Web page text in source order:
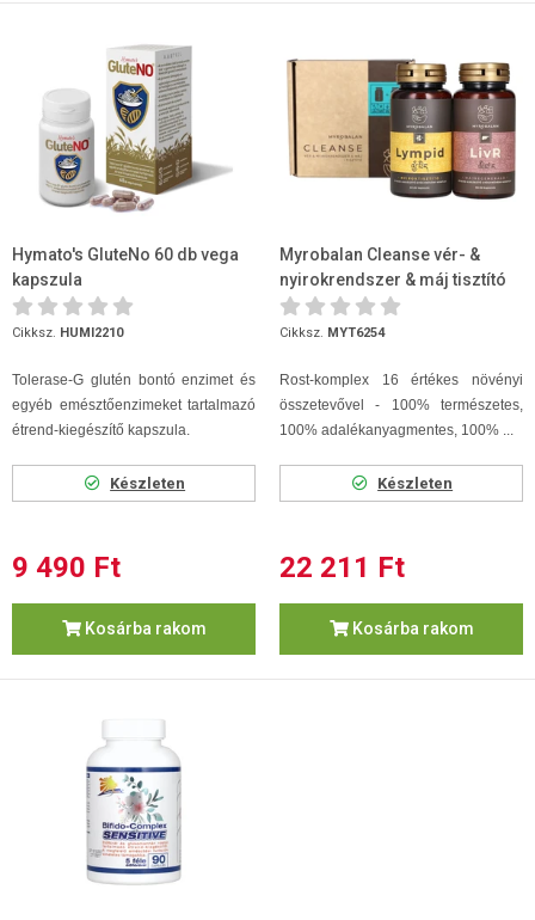
Hymato's GluteNo 60 db vega
kapszula
Cikksz. HUMI2210
Tolerase-G glutén bontó enzimet és
egyéb emésztőenzimeket tartalmazó
étrend-kiegészítő kapszula.
Készleten
9 490 Ft
Kosárba rakom
Myrobalan Cleanse vér- &
nyirokrendszer & máj tisztító
program
Cikksz. MYT6254
Rost-komplex 16 értékes növényi
összetevővel - 100% természetes,
100% adalékanyagmentes, 100% ...
Készleten
22 211 Ft
Kosárba rakom